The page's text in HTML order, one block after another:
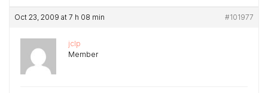
Oct 23, 2009 at 7 h 08 min #101977
jclp
Member